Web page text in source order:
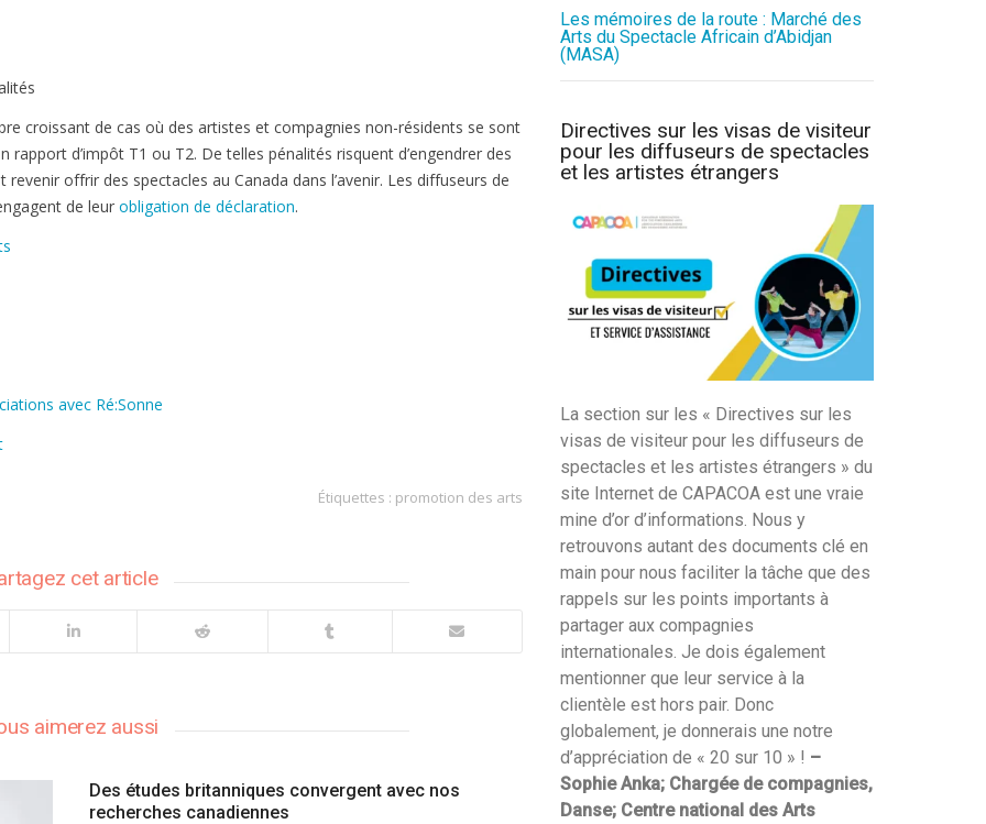
croissant de cas où des artistes et compagnies non-résidents se sont
d’impôt T1 ou T2. De telles pénalités risquent d’engendrer des
offrir des spectacles au Canada dans l’avenir. Les diffuseurs de
de leur obligation de déclaration.
avec Ré:Sonne
Étiquettes : promotion des arts
cet article
aimerez aussi
Des études britanniques convergent avec nos
recherches canadiennes
Les mémoires de la route : Marché des
Arts du Spectacle Africain d’Abidjan
(MASA)
Directives sur les visas de visiteur
pour les diffuseurs de spectacles
et les artistes étrangers
La section sur les « Directives sur les
visas de visiteur pour les diffuseurs de
spectacles et les artistes étrangers » du
site Internet de CAPACOA est une vraie
mine d’or d’informations. Nous y
retrouvons autant des documents clé en
main pour nous faciliter la tâche que des
rappels sur les points importants à
partager aux compagnies
internationales. Je dois également
mentionner que leur service à la
clientèle est hors pair. Donc
globalement, je donnerais une notre
d’appréciation de « 20 sur 10 » ! –
Sophie Anka; Chargée de compagnies,
Danse; Centre national des Arts